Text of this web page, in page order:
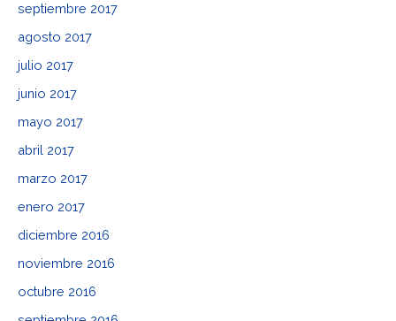
septiembre 2017
agosto 2017
julio 2017
junio 2017
mayo 2017
abril 2017
marzo 2017
enero 2017
diciembre 2016
noviembre 2016
octubre 2016